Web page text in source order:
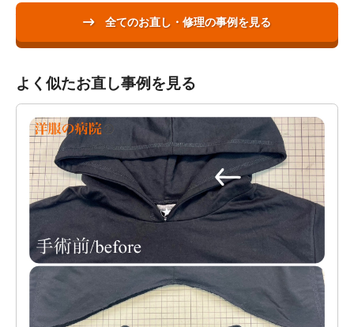
全てのお直し・修理の事例を見る
よく似たお直し事例を見る